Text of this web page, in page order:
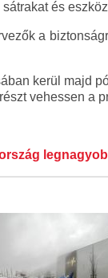
és
a
kerül majd
vehessen a